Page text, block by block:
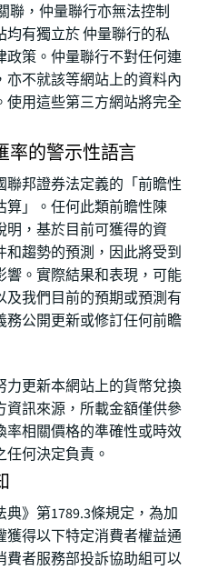
聯，仲量聯行亦無法控制
有獨立於 仲量聯行的私
政策。仲量聯行不對任何連
不就該等網站上的資料內
使用這些第三方網站將完全
率的警示性語言
聯邦證券法定義的「前瞻性
算」。任何此類前瞻性陳
，基於目前可獲得的資
趨勢的預測，因此將受到
響。實際結果和表現，可能
我們目前的預期或預測有
務公開更新或修訂任何前瞻
力更新本網站上的貨幣兌換
資訊來源，所載金額僅供參
率相關價格的準確性或時效
何決定負責。
》第1789.3條規定，為加
獲得以下特定消費者權益通
費者服務部投訴協助組可以